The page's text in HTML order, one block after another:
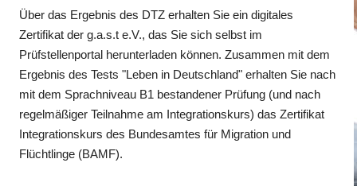
Über das Ergebnis des DTZ erhalten Sie ein digitales
Zertifikat der g.a.s.t e.V., das Sie sich selbst im
Prüfstellenportal herunterladen können. Zusammen mit dem
Ergebnis des Tests "Leben in Deutschland" erhalten Sie nach
mit dem Sprachniveau B1 bestandener Prüfung (und nach
regelmäßiger Teilnahme am Integrationskurs) das Zertifikat
Integrationskurs des Bundesamtes für Migration und
Flüchtlinge (BAMF).